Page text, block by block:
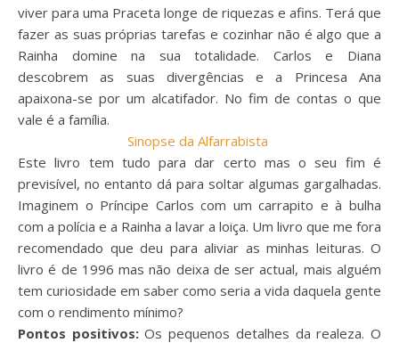
viver para uma Praceta longe de riquezas e afins. Terá que
fazer as suas próprias tarefas e cozinhar não é algo que a
Rainha domine na sua totalidade. Carlos e Diana
descobrem as suas divergências e a Princesa Ana
apaixona-se por um alcatifador. No fim de contas o que
vale é a família.
Sinopse da Alfarrabista
Este livro tem tudo para dar certo mas o seu fim é
previsível, no entanto dá para soltar algumas gargalhadas.
Imaginem o Príncipe Carlos com um carrapito e à bulha
com a polícia e a Rainha a lavar a loiça. Um livro que me fora
recomendado que deu para aliviar as minhas leituras. O
livro é de 1996 mas não deixa de ser actual, mais alguém
tem curiosidade em saber como seria a vida daquela gente
com o rendimento mínimo?
Pontos positivos:Os pequenos detalhes da realeza. O